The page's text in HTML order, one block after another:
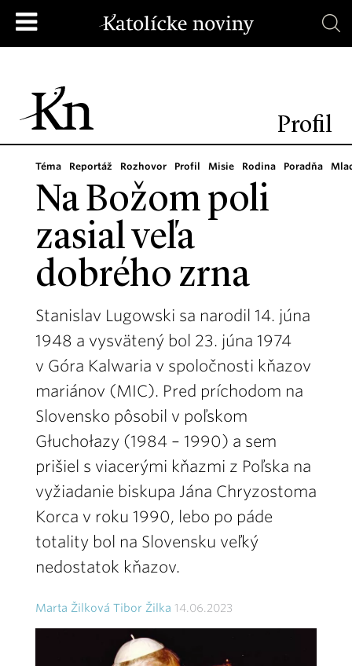
Profil
Téma Reportáž Rozhovor Profil Misie Rodina Poradňa
Na Božom poli
zasial veľa
dobrého zrna
Stanislav Lugowski sa narodil 14. júna
1948 a vysvätený bol 23. júna 1974
v Góra Kalwaria v spoločnosti kňazov
mariánov (MIC). Pred príchodom na
Slovensko pôsobil v poľskom
Głuchołazy (1984 – 1990) a sem
prišiel s viacerými kňazmi z Poľska na
vyžiadanie biskupa Jána Chryzostoma
Korca v roku 1990, lebo po páde
totality bol na Slovensku veľký
nedostatok kňazov.
Marta Žilková Tibor Žilka 14.06.2023